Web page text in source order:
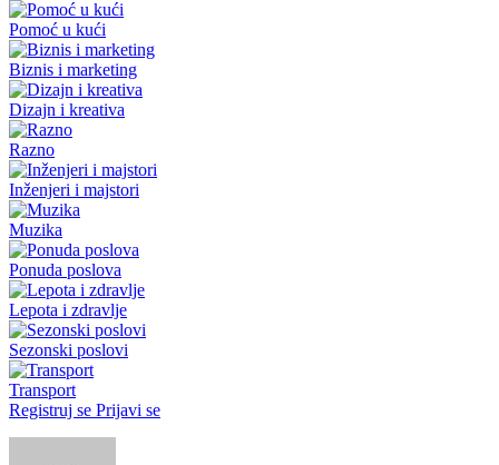
Pomoć u kući
Biznis i marketing
Dizajn i kreativa
Razno
Inženjeri i majstori
Muzika
Ponuda poslova
Lepota i zdravlje
Sezonski poslovi
Transport
Registruj se Prijavi se